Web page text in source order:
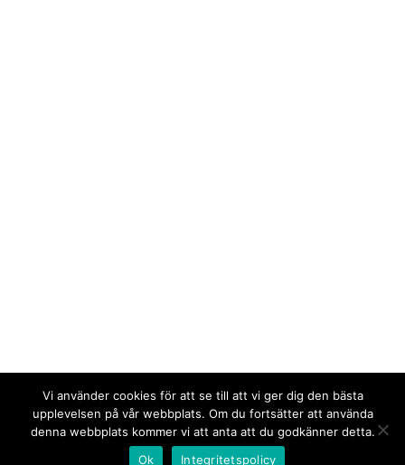
Vi använder cookies för att se till att vi ger dig den bästa
upplevelsen på vår webbplats. Om du fortsätter att använda
denna webbplats kommer vi att anta att du godkänner detta.
Ok
Integritetspolicy